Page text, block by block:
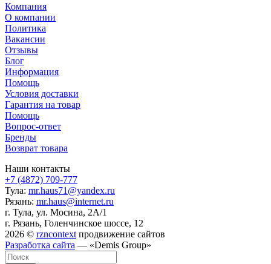
Компания
О компании
Политика
Вакансии
Отзывы
Блог
Информация
Помощь
Условия доставки
Гарантия на товар
Помощь
Вопрос-ответ
Бренды
Возврат товара
Наши контакты
+7 (4872) 709-777
Тула: mr.haus71@yandex.ru
Рязань: mr.haus@internet.ru
г. Тула, ул. Мосина, 2А/1
г. Рязань, Голенчинское шоссе, 12
2026 © rzncontext продвижение сайтов
Разработка сайта — «Demis Group»